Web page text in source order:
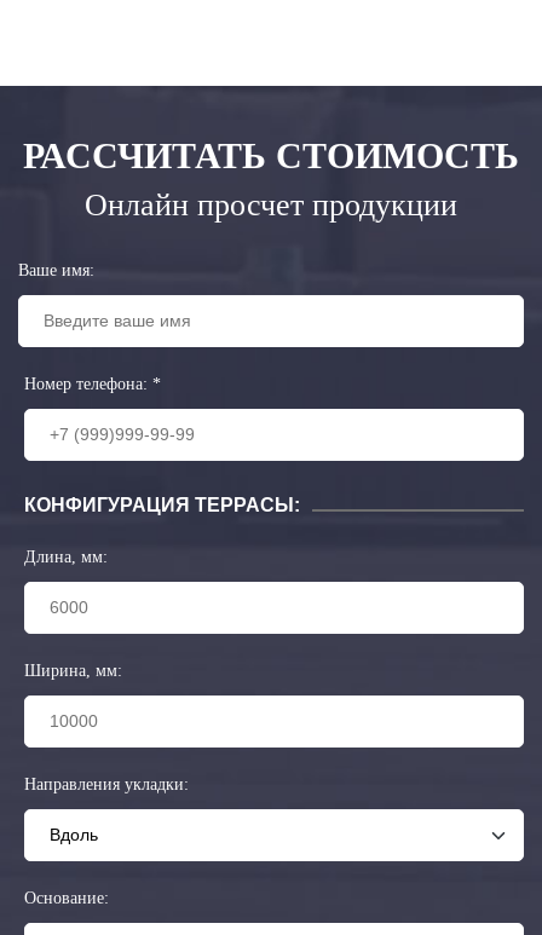
РАССЧИТАТЬ СТОИМОСТЬ
Онлайн просчет продукции
Ваше имя:
Номер телефона: *
КОНФИГУРАЦИЯ ТЕРРАСЫ:
Длина, мм:
Ширина, мм:
Направления укладки:
Основание: